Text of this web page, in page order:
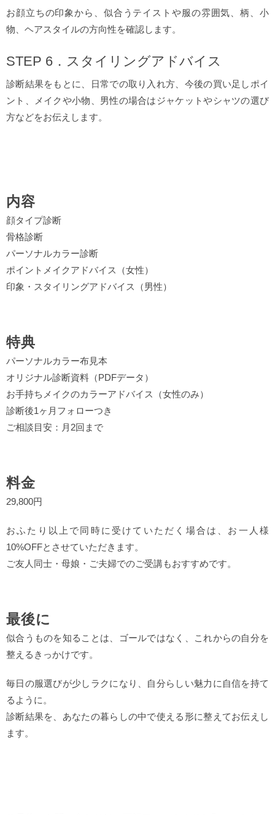
お顔立ちの印象から、似合うテイストや服の雰囲気、柄、小
物、ヘアスタイルの方向性を確認します。
STEP 6．スタイリングアドバイス
診断結果をもとに、日常での取り入れ方、今後の買い足しポイ
ント、メイクや小物、男性の場合はジャケットやシャツの選び
方などをお伝えします。
内容
顔タイプ診断
骨格診断
パーソナルカラー診断
ポイントメイクアドバイス（女性）
印象・スタイリングアドバイス（男性）
特典
パーソナルカラー布見本
オリジナル診断資料（PDFデータ）
お手持ちメイクのカラーアドバイス（女性のみ）
診断後1ヶ月フォローつき
ご相談目安：月2回まで
料金
29,800円
おふたり以上で同時に受けていただく場合は、お一人様
10%OFFとさせていただきます。
ご友人同士・母娘・ご夫婦でのご受講もおすすめです。
最後に
似合うものを知ることは、ゴールではなく、これからの自分を
整えるきっかけです。
毎日の服選びが少しラクになり、自分らしい魅力に自信を持て
るように。
診断結果を、あなたの暮らしの中で使える形に整えてお伝えし
ます。